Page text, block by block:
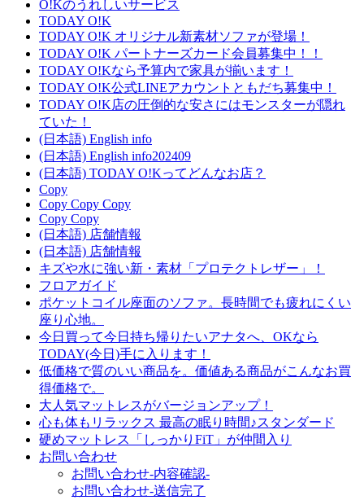
O!Kのうれしいサービス
TODAY O!K
TODAY O!K オリジナル新素材ソファが登場！
TODAY O!K パートナーズカード会員募集中！！
TODAY O!Kなら予算内で家具が揃います！
TODAY O!K公式LINEアカウントともだち募集中！
TODAY O!K店の圧倒的な安さにはモンスターが隠れ
ていた！
(日本語) English info
(日本語) English info202409
(日本語) TODAY O!Kってどんなお店？
Copy
Copy Copy Copy
Copy Copy
(日本語) 店舗情報
(日本語) 店舗情報
キズや水に強い新・素材「プロテクトレザー」！
フロアガイド
ポケットコイル座面のソファ。長時間でも疲れにくい
座り心地。
今日買って今日持ち帰りたいアナタへ、OKなら
TODAY(今日)手に入ります！
低価格で質のいい商品を。価値ある商品がこんなお買
得価格で。
大人気マットレスがバージョンアップ！
心も体もリラックス 最高の眠り時間♪スタンダード
硬めマットレス「しっかりFiT」が仲間入り
お問い合わせ
お問い合わせ-内容確認-
お問い合わせ-送信完了